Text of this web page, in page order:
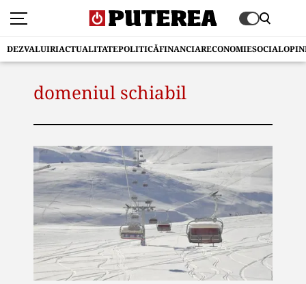
DEZVALUIRIACTUALITATEPOLITICĂFINANCIARECONOMIESOCIAL
domeniul schiabil